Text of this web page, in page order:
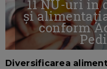
11 NU-uri
și
conform
Diversificarea